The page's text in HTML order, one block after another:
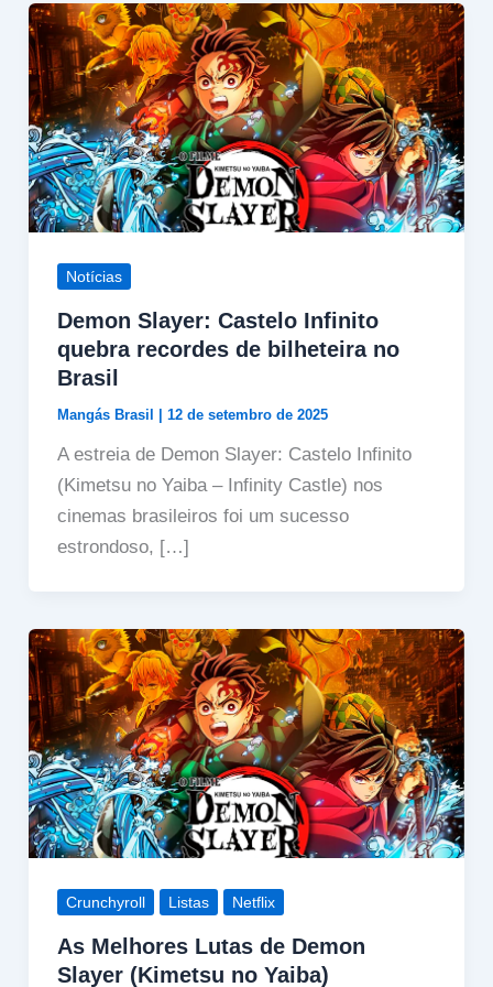
Notícias
Demon Slayer: Castelo Infinito
quebra recordes de bilheteira no
Brasil
Mangás Brasil 12 de setembro de 2025
A estreia de Demon Slayer: Castelo Infinito
(Kimetsu no Yaiba – Infinity Castle) nos
cinemas brasileiros foi um sucesso
estrondoso, […]
Crunchyroll Listas Netflix
As Melhores Lutas de Demon
Slayer (Kimetsu no Yaiba)